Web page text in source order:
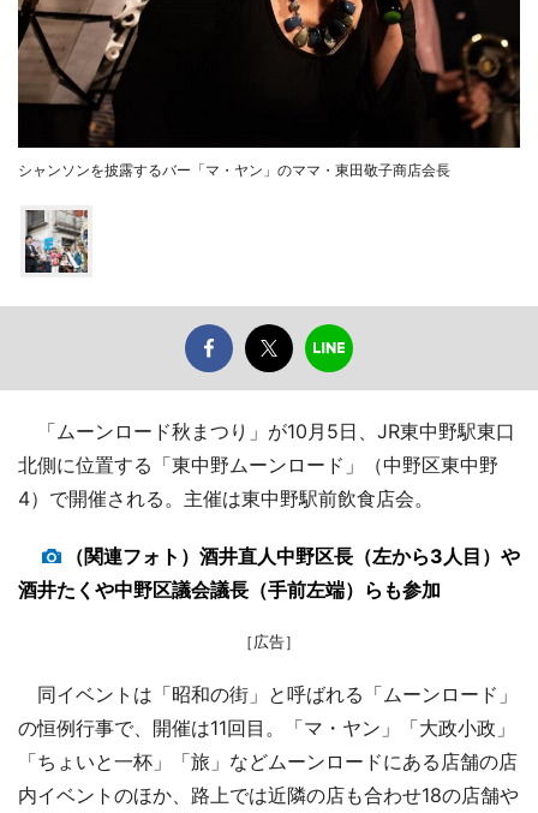
シャンソンを披露するバー「マ・ヤン」のママ・東田敬子商店会長
「ムーンロード秋まつり」が10月5日、JR東中野駅東口
北側に位置する「東中野ムーンロード」（中野区東中野
4）で開催される。主催は東中野駅前飲食店会。
（関連フォト）酒井直人中野区長（左から3人目）や
酒井たくや中野区議会議長（手前左端）らも参加
［広告］
同イベントは「昭和の街」と呼ばれる「ムーンロード」
の恒例行事で、開催は11回目。「マ・ヤン」「大政小政」
「ちょいと一杯」「旅」などムーンロードにある店舗の店
内イベントのほか、路上では近隣の店も合わせ18の店舗や